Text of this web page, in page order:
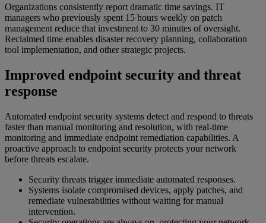
Organizations consistently report dramatic time savings. IT
managers who previously spent 15 hours weekly on patch
management reduce that investment to 30 minutes of oversight.
Reclaimed time enables disaster recovery planning, collaboration
tool implementation, and other strategic projects.
Improved endpoint security and threat
response
Automated endpoint security systems detect and respond to threats
faster than manual monitoring and resolution, with real-time
monitoring and immediate endpoint remediation capabilities. A
proactive approach to endpoint security protects your network
before threats escalate.
Security threats trigger immediate automated responses.
Systems isolate compromised devices, apply patches, and
remediate vulnerabilities without waiting for manual
intervention.